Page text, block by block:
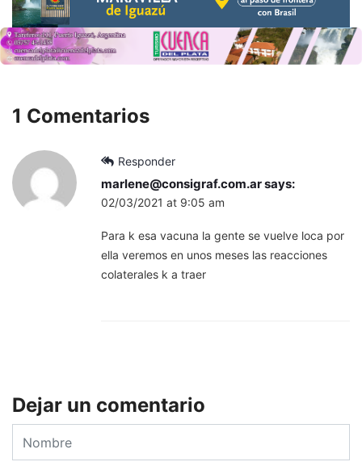
1 Comentarios
Responder
marlene@consigraf.com.arsays:
02/03/2021 at 9:05 am
Para k esa vacuna la gente se vuelve loca por
ella veremos en unos meses las reacciones
colaterales k a traer
Dejar un comentario